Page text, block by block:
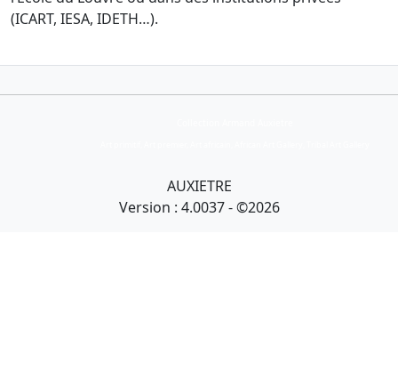
(ICART, IESA, IDETH…).
AUXIETRE
Version : 4.0037 - ©2026